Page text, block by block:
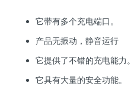
它带有多个充电端口。
产品无振动，静音运行
它提供了不错的充电能力。
它具有大量的安全功能。